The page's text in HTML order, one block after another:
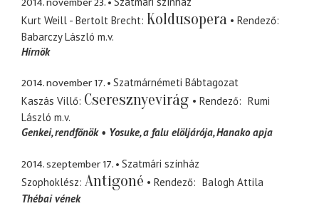
Kurt Weill - Bertolt Brecht Koldusopera
Rendező
Babarczy László m.v.
Hírnök
2014. november 17.
Szatmárnémeti Bábtagozat
Kaszás Villő Cseresznyevirág Rendező
Rumi
László m.v.
Genkei rendfőnök Yosuke a falu elöljárója, Hanako apja
2014. szeptember 17.
Szatmári színház
Szophoklész Antigoné Rendező
Balogh Attila
Thébai vének